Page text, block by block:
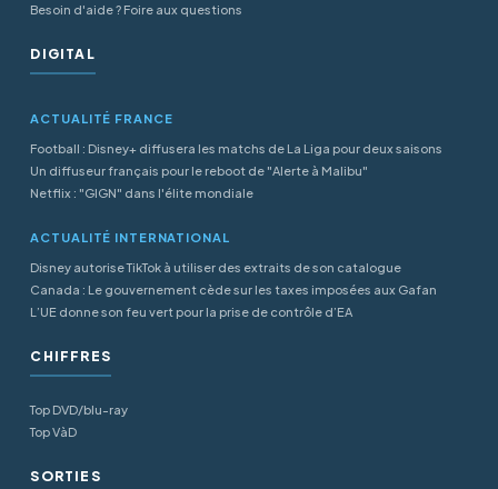
Besoin d'aide ? Foire aux questions
DIGITAL
ACTUALITÉ FRANCE
Football : Disney+ diffusera les matchs de La Liga pour deux saisons
Un diffuseur français pour le reboot de "Alerte à Malibu"
Netflix : "GIGN" dans l'élite mondiale
ACTUALITÉ INTERNATIONAL
Disney autorise TikTok à utiliser des extraits de son catalogue
Canada : Le gouvernement cède sur les taxes imposées aux Gafan
L’UE donne son feu vert pour la prise de contrôle d’EA
CHIFFRES
Top DVD/blu-ray
Top VàD
SORTIES